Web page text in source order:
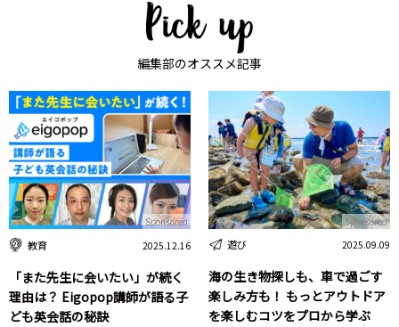
編集部のオススメ記事
教育 2025.12.16
「また先生に会いたい」が続く
理由は？ Eigopop講師が語る子
ども英会話の秘訣
Sponsored
遊び 2025.09.09
海の生き物探しも、車で過ごす
楽しみ方も！ もっとアウトドア
を楽しむコツをプロから学ぶ
Sponsored